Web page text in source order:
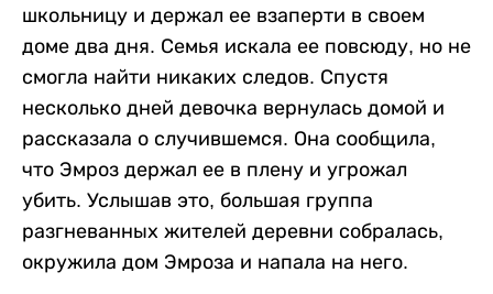
школьницу и держал ее взаперти в своем
доме два дня. Семья искала ее повсюду, но не
смогла найти никаких следов. Спустя
несколько дней девочка вернулась домой и
рассказала о случившемся. Она сообщила,
что Эмроз держал ее в плену и угрожал
убить. Услышав это, большая группа
разгневанных жителей деревни собралась,
окружила дом Эмроза и напала на него.